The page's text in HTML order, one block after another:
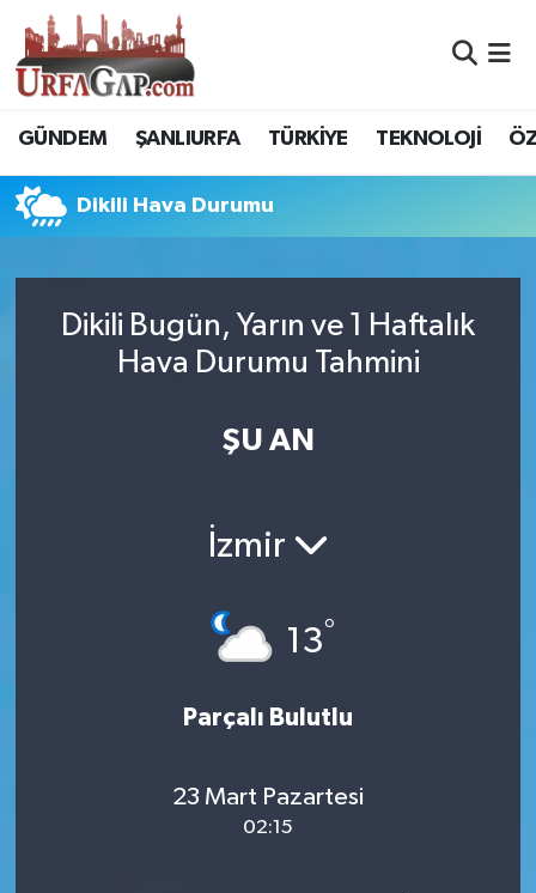
GÜNDEM ŞANLIURFA TÜRKİYE TEKNOLOJİ
Dikili Hava Durumu
Dikili Bugün, Yarın ve 1 Haftalık
Hava Durumu Tahmini
ŞU AN
İzmir
13°
Parçalı Bulutlu
23 Mart Pazartesi
02:15
Nöbetçi Eczaneler
Hava Durumu
Namaz Vakitleri
Trafik Durumu
Süper Lig Puan Durumu ve Fikstür
Son Dakika Haberleri